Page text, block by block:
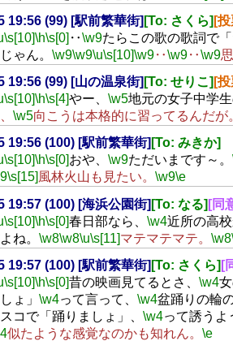
19:56 (99) [駅前繁華街] [To: さくら] [
\s[10]\h\s[0] ‥\w9たらこの歌の歌詞で
ゃん。 \w9\w9\u\s[10]\w9‥\w9‥\w9
19:56 (99) [山の温泉街] [To: せりこ] [
\s[10]\h\s[4]やー、 \w5地元の女子中学
\w5向こうは本格的に習ってるんだが
19:56 (100) [駅前繁華街] [To: みきか]
\s[10] \h\s[0] おや、 \w9ただいまです～。
\s[15] 風林火山も見たい。 \w9\e
19:57 (100) [海浜公園街] [To: なる] [同
\s[10]\h\s[0]春日部なら、 \w4近所の高
ね。 \w8\w8\u\s[11]マテマテマテ。 \w8
19:57 (100) [駅前繁華街] [To: さくら] [
\s[10]\h\s[0]昔の映画見てるとさ、 \w4
ょ」 \w4って言って、 \w4盆踊りの輪
コで「踊りましょ」、 \w4って誘うよ
似たような感覚なのかも知れん。 \e